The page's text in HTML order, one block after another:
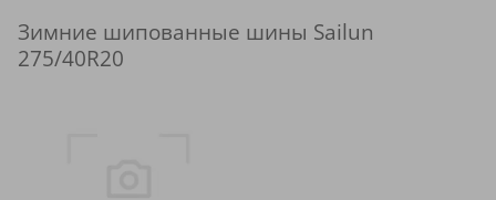
Зимние шипованные шины Sailun
275/40R20